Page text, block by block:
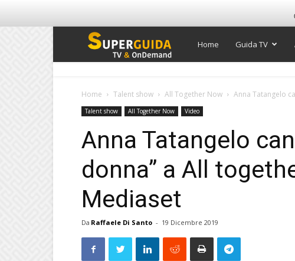
Super
TV
Home Guida TV
Home Talent show All Together Now Anna Tatangelo
Talent show All Together Now Video
Anna Tatangelo
donna” a All
Mediaset
Da Raffaele Di Santo - 19 Dicembre 2019